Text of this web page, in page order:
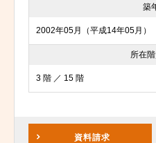
築
2002年05月（平成14年05月）
所在
3 階 ／ 15 階
資料請求